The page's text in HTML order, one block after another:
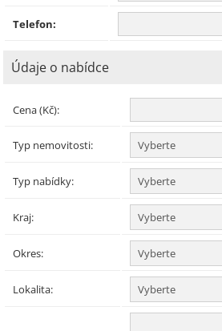
Telefon:
Údaje o nabídce
Cena (Kč):
Typ nemovitosti:
Typ nabídky:
Kraj:
Okres:
Lokalita: